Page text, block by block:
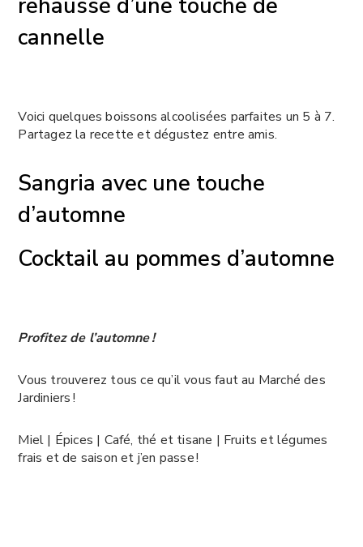
rehaussé d’une touche de
cannelle
Voici quelques boissons alcoolisées parfaites un 5 à 7.
Partagez la recette et dégustez entre amis.
Sangria avec une touche
d’automne
Cocktail au pommes d’automne
Profitez de l’automne !
Vous trouverez tous ce qu’il vous faut au Marché des
Jardiniers !
Miel | Épices | Café, thé et tisane | Fruits et légumes
frais et de saison et j’en passe !